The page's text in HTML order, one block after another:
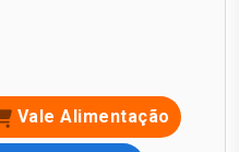
Vale Alimentação